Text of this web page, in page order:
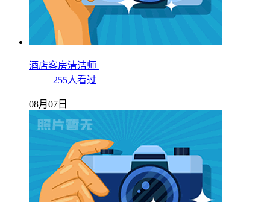
酒店客房清洁师
255人看过
08月07日